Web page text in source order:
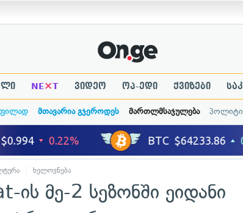
NE×T ვიდეო ოპ-ედი ქვიზები
მთავარია გჯეროდეს მართლმსაჯულება
ხელოვნება
მე-2 სეზონში ეიდანი